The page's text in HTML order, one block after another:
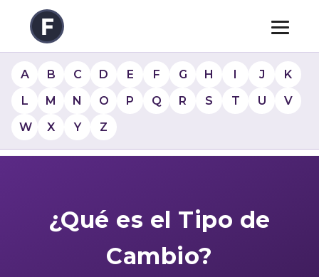
A B C D E F G H I J
K
L
M N O P Q R S T U
V
W
X Y Z
¿Qué es el Tipo de
Cambio?